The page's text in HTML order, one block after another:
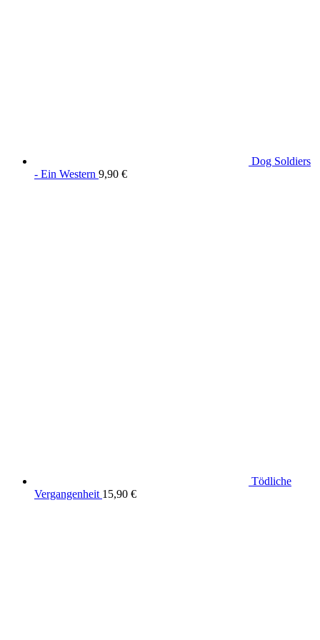
Dog Soldiers
- Ein Western 9,90 €
Tödliche
Vergangenheit 15,90 €